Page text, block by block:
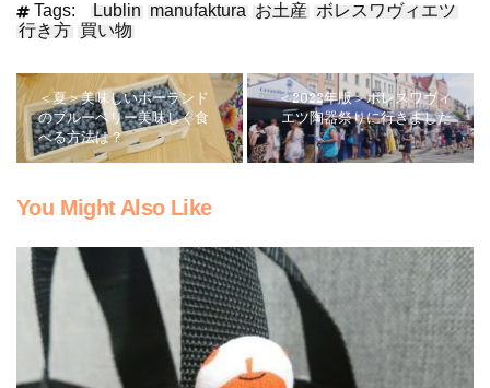
Tags: Lublin manufaktura お土産 ボレスワヴィエツ
行き方 買い物
＜夏＞美味しいポーランド
のブルーベリー美味しく食
べる方法は？
＜2022年版＞ボレスワヴィ
エツ陶器祭りに行きました
You Might Also Like